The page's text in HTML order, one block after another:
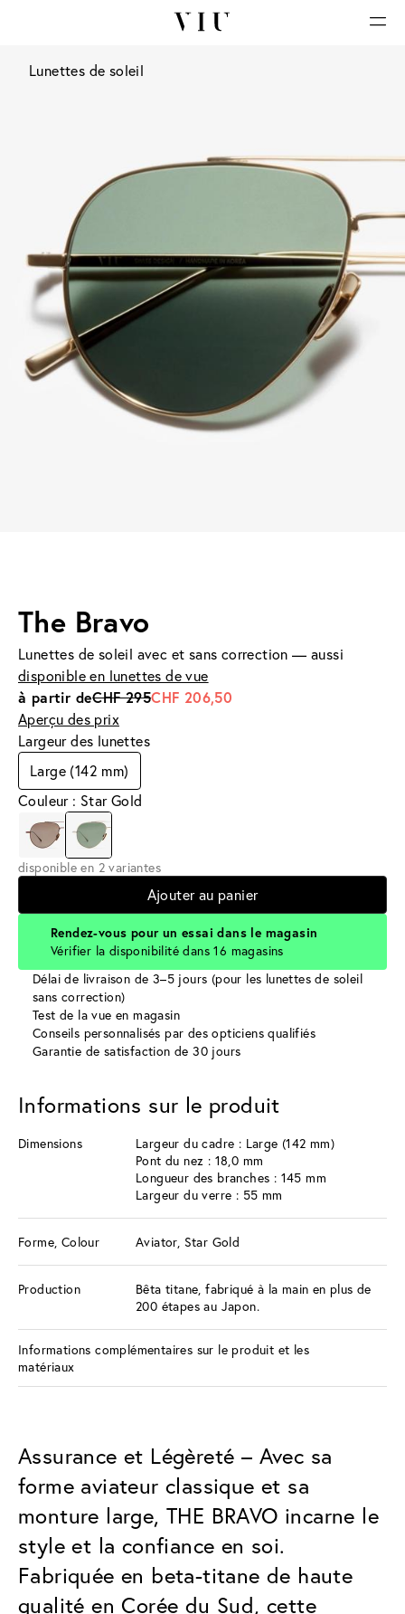
Lunettes de soleil
The Bravo
Lunettes de soleil avec et sans correction — aussi
disponible en lunettes de vue
à partir deCHF 295CHF 206,50
Aperçu des prix
Largeur des lunettes
Large (142 mm)
Couleur : Star Gold
disponible en 2 variantes
Ajouter au panier
Rendez-vous pour un essai dans le magasin
Vérifier la disponibilité dans 16 magasins
Délai de livraison de 3–5 jours (pour les lunettes de soleil
sans correction)
Test de la vue en magasin
Conseils personnalisés par des opticiens qualifiés
Garantie de satisfaction de 30 jours
Informations sur le produit
Dimensions
Largeur du cadre : Large (142 mm)
Pont du nez : 18,0 mm
Longueur des branches : 145 mm
Largeur du verre : 55 mm
Forme, Colour Aviator, Star Gold
Production
Bêta titane, fabriqué à la main en plus de
200 étapes au Japon.
Informations complémentaires sur le produit et les
matériaux
Assurance et Légèreté – Avec sa
forme aviateur classique et sa
monture large, THE BRAVO incarne le
style et la confiance en soi.
Fabriquée en beta-titane de haute
qualité en Corée du Sud, cette